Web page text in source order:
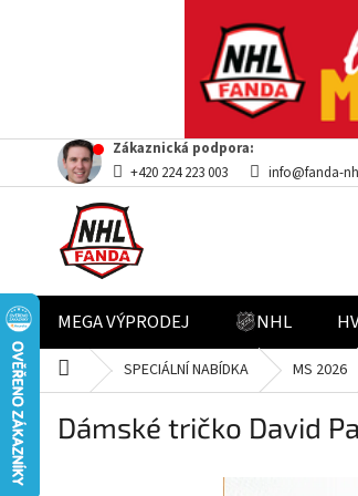
Přejít
obsah
Zákaznická podpora:
+420 224 223 003
info@fanda-
MEGA VÝPRODEJ NHL
Domů SPECIÁLNÍ NABÍDKA MS 2026
Dámské tričko David